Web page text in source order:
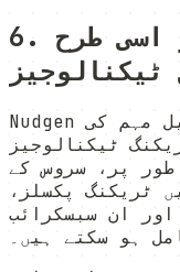
6. ٹریکنگ، تجزیات، اور اسی طرح
ٹیکنالوجیز
Nudgen سروس کے استعمال اور ای میل مہم کی
ٹیکنالوجیز
پر، سروس کے
ٹریکنگ پکسلز،
ان سبسکرائب
ہو سکتے ہیں۔